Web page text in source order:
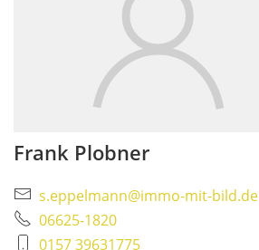
Frank Plobner
s.eppelmann@immo-mit-bild.de
06625-1820
0157 39631775